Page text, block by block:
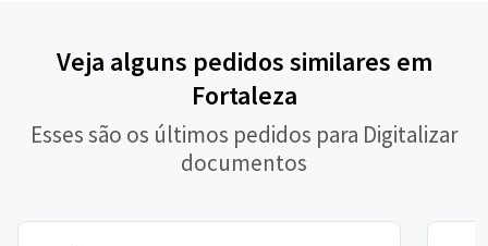
Veja alguns pedidos similares em
Fortaleza
Esses são os últimos pedidos para Digitalizar
documentos